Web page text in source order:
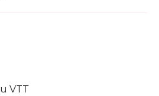
VTT